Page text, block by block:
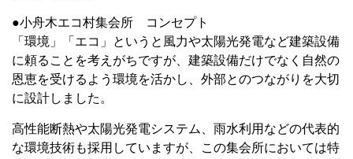
●小舟木エコ村集会所 コンセプト
「環境」「エコ」というと風力や太陽光発電など建築設備
に頼ることを考えがちですが、建築設備だけでなく自然の
恩恵を受けるよう環境を活かし、外部とのつながりを大切
に設計しました。
高性能断熱や太陽光発電システム、雨水利用などの代表的
な環境技術も採用していますが、この集会所においては特